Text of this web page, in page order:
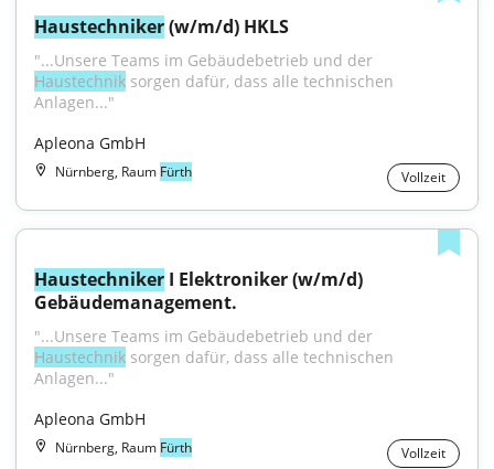
Haustechniker (w/m/d) HKLS
Haustechnik sorgen dafür, dass alle technischen
Anlagen..."
Apleona GmbH
Nürnberg, Raum Fürth Vollzeit
Haustechniker I Elektroniker (w/m/d)
Gebäudemanagement.
Haustechnik sorgen dafür, dass alle technischen
Anlagen..."
Apleona GmbH
Nürnberg, Raum Fürth Vollzeit